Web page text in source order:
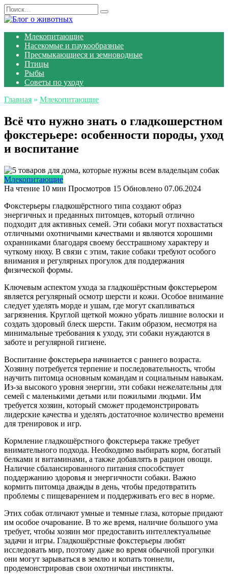
Перейти
к
Search
for:
Млекопитающие
Насекомые и паукообразные
Пресмыкающиеся и земноводные
Птицы
Рыбы
Советы по уходу
Главная » Млекопитающие
Всё что нужно знать о гладкошерстном
фокстерьере: особенности породы, уход
и воспитание
Млекопитающие
На чтение 10 мин Просмотров 15 Обновлено 07.06.2024
Фокстерьеры гладкошёрстного типа создают образ
энергичных и преданных питомцев, который отлично
подходит для активных семей. Эти собаки могут похвастаться
отличными охотничьими качествами и являются хорошими
охранниками благодаря своему бесстрашному характеру и
чуткому нюху. В связи с этим, такие собаки требуют особого
внимания и регулярных прогулок для поддержания
физической формы.
Ключевым аспектом ухода за гладкошёрстным фокстерьером
является регулярный осмотр шерсти и кожи. Особое внимание
следует уделять морде и ушам, где могут скапливаться
загрязнения. Круглой щеткой можно убрать лишние волоски и
создать здоровый блеск шерсти. Таким образом, несмотря на
минимальные требования к уходу, эти собаки нуждаются в
заботе и регулярной гигиене.
Воспитание фокстерьера начинается с раннего возраста.
Хозяину потребуется терпение и последовательность, чтобы
научить питомца основным командам и социальным навыкам.
Из-за высокого уровня энергии, эти собаки нежелательны для
семей с маленькими детьми или пожилыми людьми. Им
требуется хозяин, который сможет продемонстрировать
лидерские качества и уделять достаточное количество времени
для тренировок и игр.
Кормление гладкошёрстного фокстерьера также требует
внимательного подхода. Необходимо выбирать корм, богатый
белками и витаминами, а также добавлять в рацион овощи.
Наличие сбалансированного питания способствует
поддержанию здоровья и энергичности собаки. Важно
кормить питомца дважды в день, чтобы предотвратить
проблемы с пищеварением и поддерживать его вес в норме.
Этих собак отличают умные и темные глаза, которые придают
им особое очарование. В то же время, наличие большого ума
требует, чтобы хозяин мог предоставить интеллектуальные
задачи и игры. Гладкошёрстные фокстерьеры любят
исследовать мир, поэтому даже во время обычной прогулки
они могут зарываться в землю и копать тоннели,
продемонстрировав свои охотничьи инстинкты.